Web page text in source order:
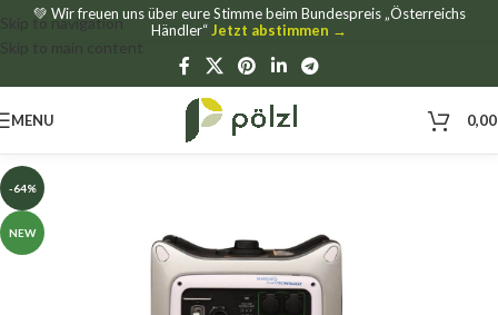
💚 Wir freuen uns über eure Stimme beim Bundespreis „Österreichs
Händler“ Jetzt abstimmen →
Skip to navigation
Skip to main content
MENU
-64%
NEW